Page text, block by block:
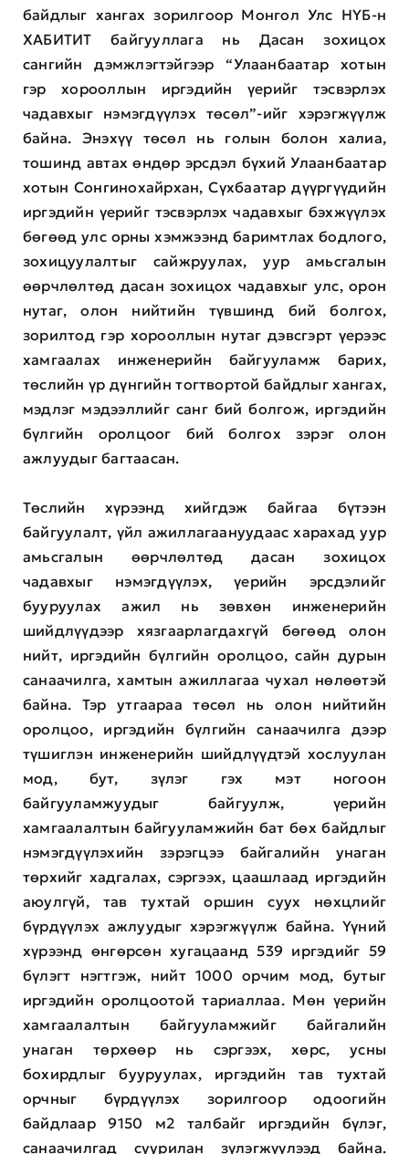
байдлыг хангах зорилгоор Монгол Улс НҮБ-н
ХАБИТИТ байгууллага нь Дасан зохицох
сангийн дэмжлэгтэйгээр “Улаанбаатар хотын
гэр хорооллын иргэдийн үерийг тэсвэрлэх
чадавхыг нэмэгдүүлэх төсөл”-ийг хэрэгжүүлж
байна. Энэхүү төсөл нь голын болон халиа,
тошинд автах өндөр эрсдэл бүхий Улаанбаатар
хотын Сонгинохайрхан, Сүхбаатар дүүргүүдийн
иргэдийн үерийг тэсвэрлэх чадавхыг бэхжүүлэх
бөгөөд улс орны хэмжээнд баримтлах бодлого,
зохицуулалтыг сайжруулах, уур амьсгалын
өөрчлөлтөд дасан зохицох чадавхыг улс, орон
нутаг, олон нийтийн түвшинд бий болгох,
зорилтод гэр хорооллын нутаг дэвсгэрт үерээс
хамгаалах инженерийн байгууламж барих,
төслийн үр дүнгийн тогтвортой байдлыг хангах,
мэдлэг мэдээллийг санг бий болгож, иргэдийн
бүлгийн оролцоог бий болгох зэрэг олон
ажлуудыг багтаасан.
Төслийн хүрээнд хийгдэж байгаа бүтээн
байгуулалт, үйл ажиллагаануудаас харахад уур
амьсгалын өөрчлөлтөд дасан зохицох
чадавхыг нэмэгдүүлэх, үерийн эрсдэлийг
бууруулах ажил нь зөвхөн инженерийн
шийдлүүдээр хязгаарлагдахгүй бөгөөд олон
нийт, иргэдийн бүлгийн оролцоо, сайн дурын
санаачилга, хамтын ажиллагаа чухал нөлөөтэй
байна. Тэр утгаараа төсөл нь олон нийтийн
оролцоо, иргэдийн бүлгийн санаачилга дээр
түшиглэн инженерийн шийдлүүдтэй хослуулан
мод, бут, зүлэг гэх мэт ногоон
байгууламжуудыг байгуулж, үерийн
хамгаалалтын байгууламжийн бат бөх байдлыг
нэмэгдүүлэхийн зэрэгцээ байгалийн унаган
төрхийг хадгалах, сэргээх, цаашлаад иргэдийн
аюулгүй, тав тухтай оршин суух нөхцлийг
бүрдүүлэх ажлуудыг хэрэгжүүлж байна. Үүний
хүрээнд өнгөрсөн хугацаанд 539 иргэдийг 59
бүлэгт нэгтгэж, нийт 1000 орчим мод, бутыг
иргэдийн оролцоотой тариаллаа. Мөн үерийн
хамгаалалтын байгууламжийг байгалийн
унаган төрхөөр нь сэргээх, хөрс, усны
бохирдлыг бууруулах, иргэдийн тав тухтай
орчныг бүрдүүлэх зорилгоор одоогийн
байдлаар 9150 м2 талбайг иргэдийн бүлэг,
санаачилгад суурилан зүлэгжүүлээд байна.